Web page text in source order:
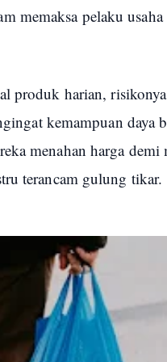
memaksa pelaku
produk harian,
kemampuan daya
menahan harga demi
terancam gulung tikar.